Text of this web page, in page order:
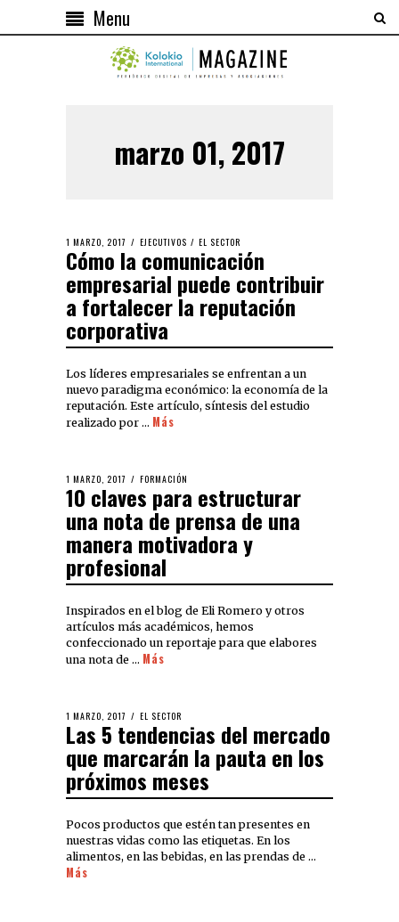
Menu
marzo 01, 2017
1 MARZO, 2017 EJECUTIVOS / EL SECTOR
Cómo la comunicación
empresarial puede contribuir
a fortalecer la reputación
corporativa
Los líderes empresariales se enfrentan a un
nuevo paradigma económico: la economía de la
reputación. Este artículo, síntesis del estudio
realizado por … Más
1 MARZO, 2017 FORMACIÓN
10 claves para estructurar
una nota de prensa de una
manera motivadora y
profesional
Inspirados en el blog de Eli Romero y otros
artículos más académicos, hemos
confeccionado un reportaje para que elabores
una nota de … Más
1 MARZO, 2017 EL SECTOR
Las 5 tendencias del mercado
que marcarán la pauta en los
próximos meses
Pocos productos que estén tan presentes en
nuestras vidas como las etiquetas. En los
alimentos, en las bebidas, en las prendas de …
Más